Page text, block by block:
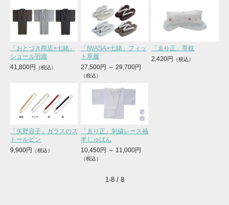
「おとづき商店×七緒」
ショール羽織
41,800円
「IWASA×七緒」フィッ
ト草履
27,500円 ～ 29,700円
「ゑり正」帯枕
2,420円
「矢野容子」ガラスのス
トールピン
9,900円
「ゑり正」刺繍レース袖
半じゅばん
10,450円 ～ 11,000円
1-8 / 8